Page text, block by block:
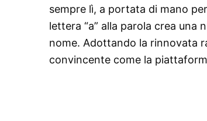
sempre lì, a portata di mano
lettera “a” alla parola crea una
nome. Adottando la rinnovata
convincente come la